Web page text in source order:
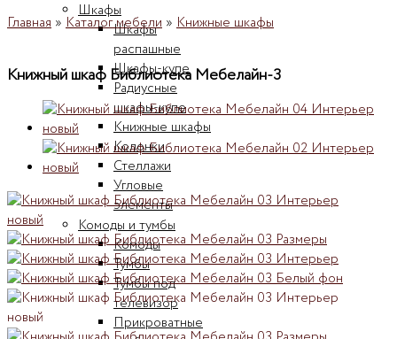
Шкафы
Шкафы
распашные
Шкафы-купе
Радиусные
шкафы-купе
Книжные шкафы
Колонки
Стеллажи
Угловые
элементы
Комоды и тумбы
Комоды
Тумбы
Тумбы под
телевизор
Прикроватные
Главная » Каталог мебели » Книжные шкафы
Книжный шкаф Библиотека Мебелайн-3